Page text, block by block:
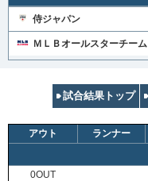
侍ジャパン
ＭＬＢオールスターチーム
試合結果トップ
アウト ランナー
0OUT